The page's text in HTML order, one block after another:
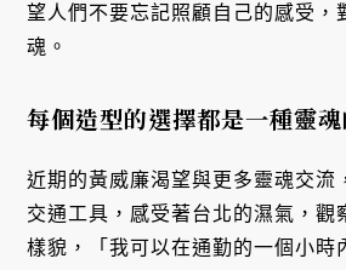
望人們不要忘記照顧自己的感受，
魂。
每個造型的選擇都是一種靈
近期的黃威廉渴望與更多靈魂交流
交通工具，感受著台北的濕氣，觀
樣貌，「我可以在通勤的一個小時